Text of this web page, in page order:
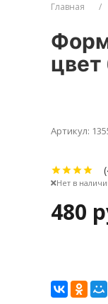
Главная
Артикул:
Нет в
480